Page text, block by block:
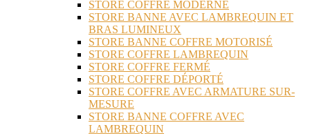
STORE COFFRE MODERNE
STORE BANNE AVEC LAMBREQUIN ET
BRAS LUMINEUX
STORE BANNE COFFRE MOTORISÉ
STORE COFFRE LAMBREQUIN
STORE COFFRE FERMÉ
STORE COFFRE DÉPORTÉ
STORE COFFRE AVEC ARMATURE SUR-
MESURE
STORE BANNE COFFRE AVEC
LAMBREQUIN